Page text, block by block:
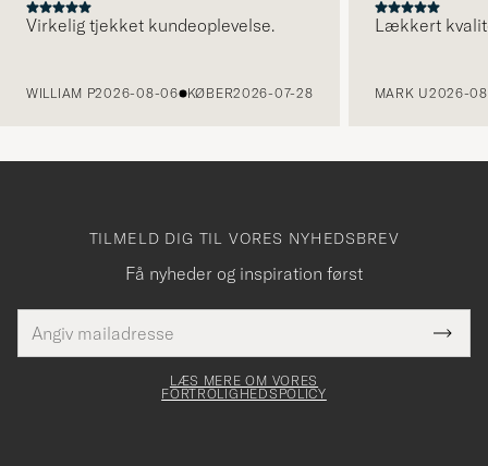
Virkelig tjekket kundeoplevelse.
WILLIAM P2026-08-06 KØBER2026-07-28
Lækkert
MARK U2026-
TILMELD DIG TIL VORES NYHEDSBREV
Få nyheder og inspiration først
mailadresse
skal
Tack
för
LÆS MERE OM VORES
FORTROLIGHEDSPOLICY